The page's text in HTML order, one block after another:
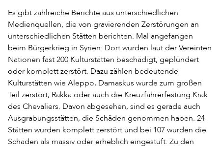
Es gibt zahlreiche Berichte aus unterschiedlichen
Medienquellen, die von gravierenden Zerstörungen an
unterschiedlichen Stätten berichten. Mal angefangen
beim Bürgerkrieg in Syrien: Dort wurden laut der Vereinten
Nationen fast 200 Kulturstätten beschädigt, geplündert
oder komplett zerstört. Dazu zählen bedeutende
Kulturstätten wie Aleppo, Damaskus wurde zum großen
Teil zerstört, Rakka oder auch die Kreuzfahrerfestung Krak
des Chevaliers. Davon abgesehen, sind es gerade auch
Ausgrabungsstätten, die Schäden genommen haben. 24
Stätten wurden komplett zerstört und bei 107 wurden die
Schäden als massiv oder erheblich eingestuft. Zu den